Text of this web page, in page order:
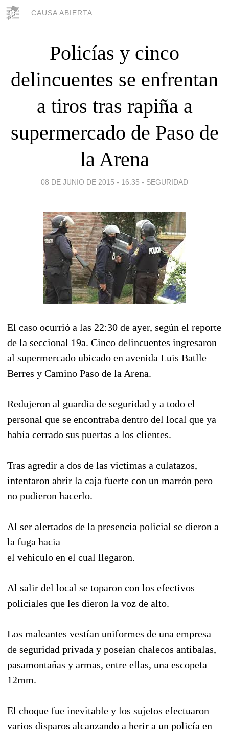
CAUSA ABIERTA
Policías y cinco
delincuentes se enfrentan
a tiros tras rapiña a
supermercado de Paso de
la Arena
08 DE JUNIO DE 2015 - 16:35 - SEGURIDAD
El caso ocurrió a las 22:30 de ayer, según el reporte
de la seccional 19a. Cinco delincuentes ingresaron
al supermercado ubicado en avenida Luis Batlle
Berres y Camino Paso de la Arena.
Redujeron al guardia de seguridad y a todo el
personal que se encontraba dentro del local que ya
había cerrado sus puertas a los clientes.
Tras agredir a dos de las victimas a culatazos,
intentaron abrir la caja fuerte con un marrón pero
no pudieron hacerlo.
Al ser alertados de la presencia policial se dieron a
la fuga hacia
el vehiculo en el cual llegaron.
Al salir del local se toparon con los efectivos
policiales que les dieron la voz de alto.
Los maleantes vestían uniformes de una empresa
de seguridad privada y poseían chalecos antibalas,
pasamontañas y armas, entre ellas, una escopeta
12mm.
El choque fue inevitable y los sujetos efectuaron
varios disparos alcanzando a herir a un policía en